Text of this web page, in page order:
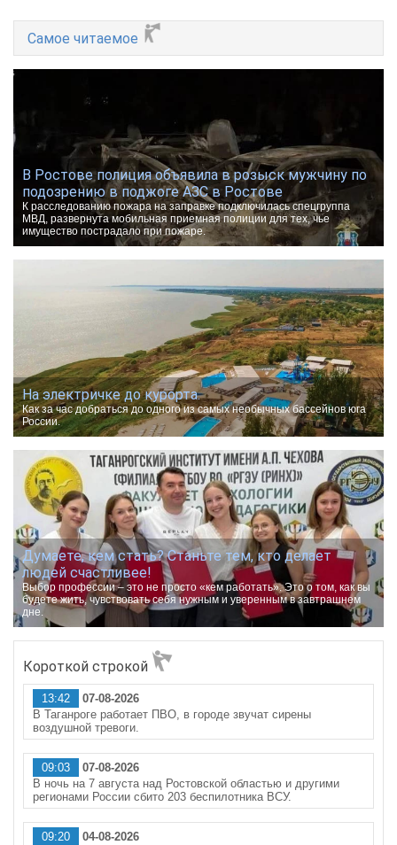
Самое читаемое
В Ростове полиция объявила в розыск мужчину по
подозрению в поджоге АЗС в Ростове
К расследованию пожара на заправке подключилась спецгруппа
МВД, развернута мобильная приемная полиции для тех, чье
имущество пострадало при пожаре.
На электричке до курорта.
Как за час добраться до одного из самых необычных бассейнов юга
России.
Думаете, кем стать? Станьте тем, кто делает
людей счастливее!
Выбор профессии – это не просто «кем работать». Это о том, как вы
будете жить, чувствовать себя нужным и уверенным в завтрашнем
дне.
Короткой строкой
13:42
07-08-2026
В Таганроге работает ПВО, в городе звучат сирены
воздушной тревоги.
09:03
07-08-2026
В ночь на 7 августа над Ростовской областью и другими
регионами России сбито 203 беспилотника ВСУ.
09:20
04-08-2026